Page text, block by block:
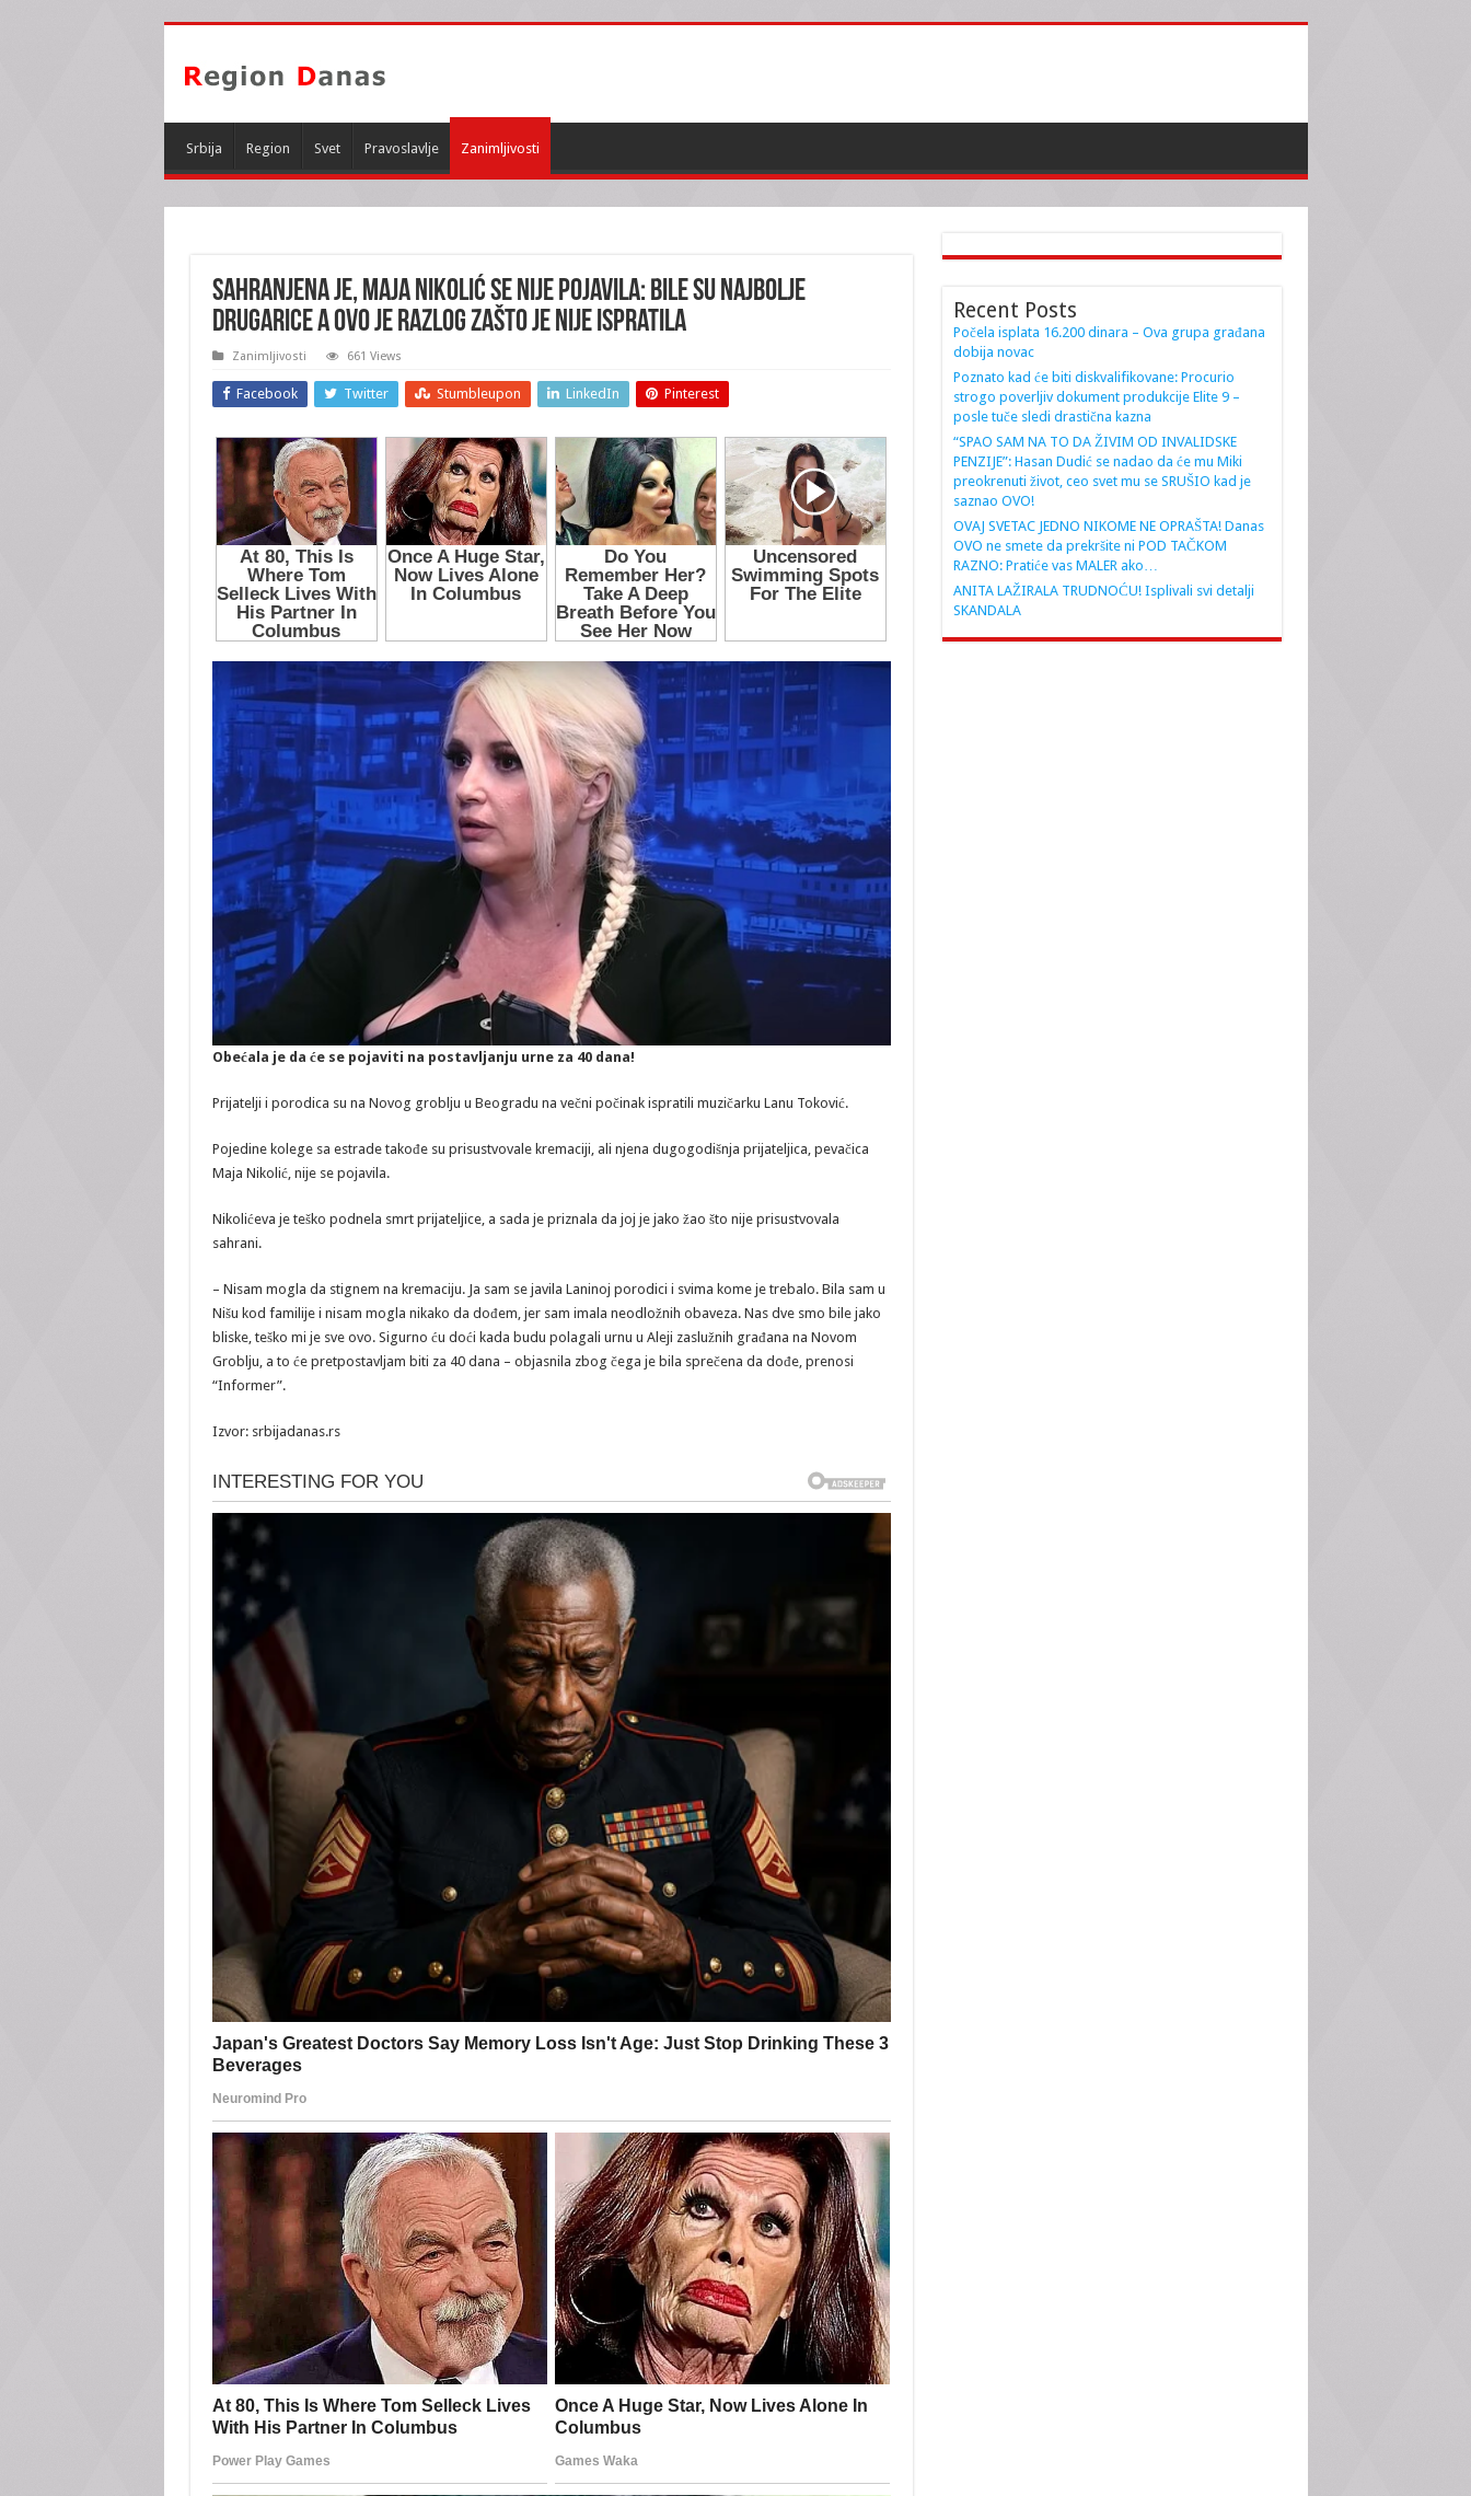
Srbija Region Svet Pravoslavlje Zanimljivosti
SAHRANJENA JE, MAJA NIKOLIĆ SE NIJE POJAVILA: Bile su najbolje
drugarice a OVO je razlog zašto je nije ispratila
Zanimljivosti 661 Views
Facebook Twitter Stumbleupon LinkedIn Pinterest
Obećala je da će se pojaviti na postavljanju urne za 40 dana!
Prijatelji i porodica su na Novog groblju u Beogradu na večni počinak ispratili muzičarku Lanu Toković.
Pojedine kolege sa estrade takođe su prisustvovale kremaciji, ali njena dugogodišnja prijateljica, pevačica
Maja Nikolić, nije se pojavila.
Nikolićeva je teško podnela smrt prijateljice, a sada je priznala da joj je jako žao što nije prisustvovala
sahrani.
– Nisam mogla da stignem na kremaciju. Ja sam se javila Laninoj porodici i svima kome je trebalo. Bila sam u
Nišu kod familije i nisam mogla nikako da dođem, jer sam imala neodložnih obaveza. Nas dve smo bile jako
bliske, teško mi je sve ovo. Sigurno ću doći kada budu polagali urnu u Aleji zaslužnih građana na Novom
Groblju, a to će pretpostavljam biti za 40 dana – objasnila zbog čega je bila sprečena da dođe, prenosi
“Informer”.
Izvor: srbijadanas.rs
Recent Posts
Počela isplata 16.200 dinara – Ova grupa građana
dobija novac
Poznato kad će biti diskvalifikovane: Procurio
strogo poverljiv dokument produkcije Elite 9 –
posle tuče sledi drastična kazna
“SPAO SAM NA TO DA ŽIVIM OD INVALIDSKE
PENZIJE”: Hasan Dudić se nadao da će mu Miki
preokrenuti život, ceo svet mu se SRUŠIO kad je
saznao OVO!
OVAJ SVETAC JEDNO NIKOME NE OPRAŠTA! Danas
OVO ne smete da prekršite ni POD TAČKOM
RAZNO: Pratiće vas MALER ako…
ANITA LAŽIRALA TRUDNOĆU! Isplivali svi detalji
SKANDALA